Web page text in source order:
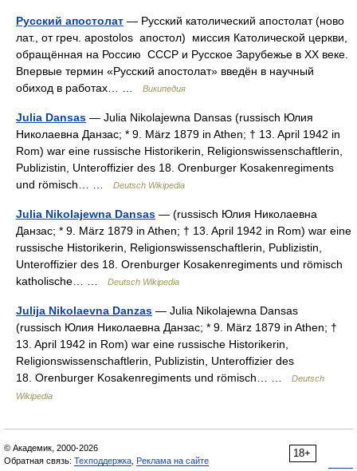
Русский апостолат — Русский католический апостолат (ново
лат., от греч. apostolos апостол) миссия Католической церкви,
обращённая на Россию СССР и Русское Зарубежье в XX веке.
Впервые термин «Русский апостолат» введён в научный
обиход в работах… …
Википедия
Julia Dansas — Julia Nikolajewna Dansas (russisch Юлия
Николаевна Данзас; * 9. März 1879 in Athen; † 13. April 1942 in
Rom) war eine russische Historikerin, Religionswissenschaftlerin,
Publizistin, Unteroffizier des 18. Orenburger Kosakenregiments
und römisch… …
Deutsch Wikipedia
Julia Nikolajewna Dansas — (russisch Юлия Николаевна
Данзас; * 9. März 1879 in Athen; † 13. April 1942 in Rom) war eine
russische Historikerin, Religionswissenschaftlerin, Publizistin,
Unteroffizier des 18. Orenburger Kosakenregiments und römisch
katholische… …
Deutsch Wikipedia
Julija Nikolaevna Danzas — Julia Nikolajewna Dansas
(russisch Юлия Николаевна Данзас; * 9. März 1879 in Athen; †
13. April 1942 in Rom) war eine russische Historikerin,
Religionswissenschaftlerin, Publizistin, Unteroffizier des
18. Orenburger Kosakenregiments und römisch… …
Deutsch
Wikipedia
18+
© Академик, 2000-2026
Обратная связь: Техподдержка Реклама на сайте